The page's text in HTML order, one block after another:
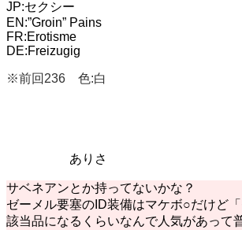
JP:セクシー
EN:”Groin” Pains
FR:Erotisme
DE:Freizugig
※前回236 色:白
ありさ
サベネアンとか持ってないかな？
ゼーメル要塞のID装備はマケボ○だけど
該当品になるくらいなんで人気があって